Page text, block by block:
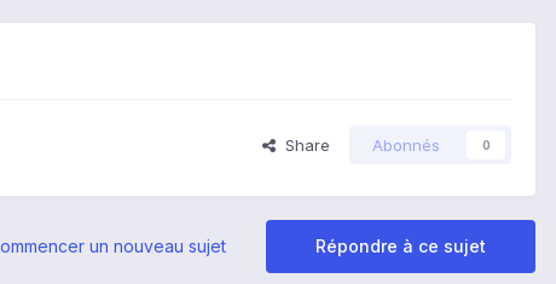
Share Abonnés 0
Répondre à ce sujet
un nouveau sujet